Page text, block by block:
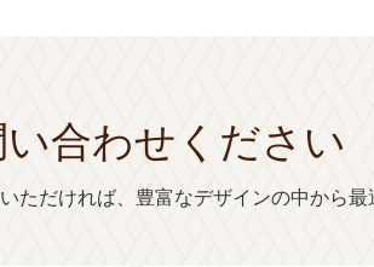
合わせください
だければ、豊富なデザインの中から